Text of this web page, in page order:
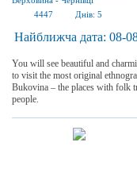
4447
Днів: 5
Найближча дата: 08-
You will see beautiful and
to visit the most original
Bukovina – the places with folk
people.